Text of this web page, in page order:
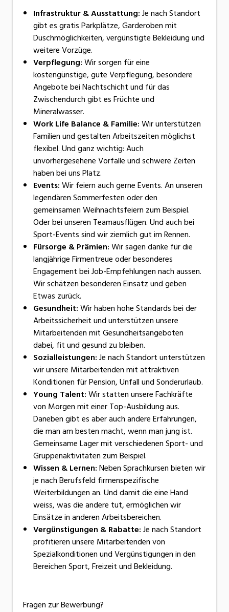
Infrastruktur & Ausstattung:Je nach Standort
gibt es gratis Parkplätze, Garderoben mit
Duschmöglichkeiten, vergünstigte Bekleidung und
weitere Vorzüge.
Verpflegung:Wir sorgen für eine
kostengünstige, gute Verpflegung, besondere
Angebote bei Nachtschicht und für das
Zwischendurch gibt es Früchte und
Mineralwasser.
Work Life Balance & Familie:Wir unterstützen
Familien und gestalten Arbeitszeiten möglichst
flexibel. Und ganz wichtig: Auch
unvorhergesehene Vorfälle und schwere Zeiten
haben bei uns Platz.
Events:Wir feiern auch gerne Events. An unseren
legendären Sommerfesten oder den
gemeinsamen Weihnachtsfeiern zum Beispiel.
Oder bei unseren Teamausflügen. Und auch bei
Sport-Events sind wir ziemlich gut im Rennen.
Fürsorge & Prämien:Wir sagen danke für die
langjährige Firmentreue oder besonderes
Engagement bei Job-Empfehlungen nach aussen.
Wir schätzen besonderen Einsatz und geben
Etwas zurück.
Gesundheit:Wir haben hohe Standards bei der
Arbeitssicherheit und unterstützen unsere
Mitarbeitenden mit Gesundheitsangeboten
dabei, fit und gesund zu bleiben.
Sozialleistungen:Je nach Standort unterstützen
wir unsere Mitarbeitenden mit attraktiven
Konditionen für Pension, Unfall und Sonderurlaub.
Young Talent:Wir statten unsere Fachkräfte
von Morgen mit einer Top-Ausbildung aus.
Daneben gibt es aber auch andere Erfahrungen,
die man am besten macht, wenn man jung ist.
Gemeinsame Lager mit verschiedenen Sport- und
Gruppenaktivitäten zum Beispiel.
Wissen & Lernen:Neben Sprachkursen bieten wir
je nach Berufsfeld firmenspezifische
Weiterbildungen an. Und damit die eine Hand
weiss, was die andere tut, ermöglichen wir
Einsätze in anderen Arbeitsbereichen.
Vergünstigungen & Rabatte:Je nach Standort
profitieren unsere Mitarbeitenden von
Spezialkonditionen und Vergünstigungen in den
Bereichen Sport, Freizeit und Bekleidung.
Fragen zur Bewerbung?